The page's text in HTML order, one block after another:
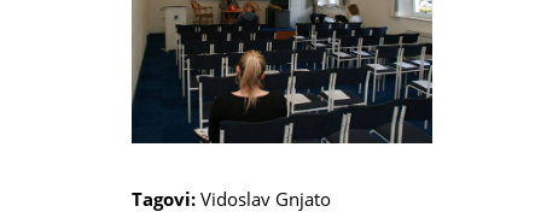
Tagovi: Vidoslav Gnjato